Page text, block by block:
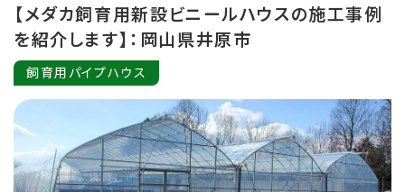
【メダカ飼育用新設ビニールハウスの施工事例
を紹介します】：岡山県井原市
飼育用パイプハウス